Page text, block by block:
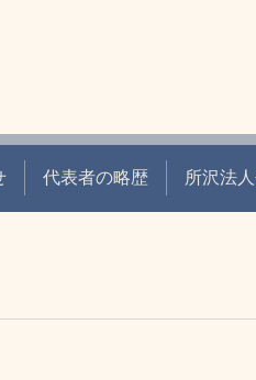
代表者の略歴 所沢法